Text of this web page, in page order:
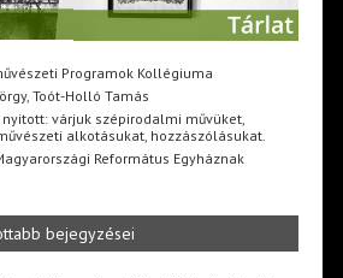
Programok Kollégiuma
Toót-Holló Tamás
várjuk szépirodalmi művüket,
alkotásukat, hozzászólásukat.
Református Egyháznak
bejegyzései